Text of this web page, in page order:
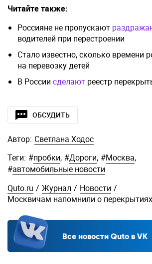
Читайте также:
Россияне не пропускают
водителей при перестроении
Стало известно, сколько времени
на перевозку детей
В России сделают реестр
ОБСУДИТЬ
Автор: Светлана Ходос
Теги: #пробки, #Дороги, #Москва,
#автомобильные новости
Quto.ru / Журнал / Новости /
Москвичам напомнили о
Все новости Quto в VK